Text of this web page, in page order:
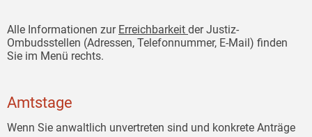
Alle Informationen zur Erreichbarkeit der Justiz-
Ombudsstellen (Adressen, Telefonnummer, E-Mail) finden
Sie im Menü rechts.
Amtstage
Wenn Sie anwaltlich unvertreten sind und konkrete Anträge